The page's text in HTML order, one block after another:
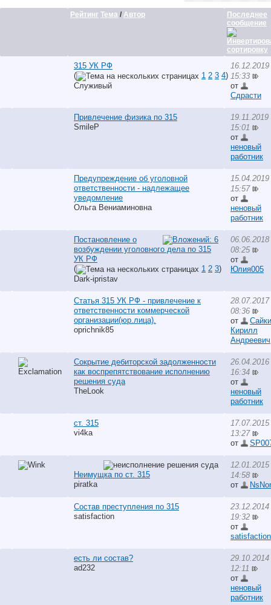
Рейтинг Тема / Автор
Последнее
сообщение
315 УК РФ
(
1 2 3 4)
Служивый
16.12.2019
15:33
от
Сдрасти
Привлечение физика по 315
SmileP
19.11.2019
15:01
от
неновый
работник
Предупреждение об уголовной
ответственности - надлежащее
уведомление
Ольга Вениаминовна
15.04.2019
15:57
от
неновый
работник
Постановление о
возбуждении уголовного дела по 315
УК РФ
(
1 2 3)
Dark-ipristav
06.06.2018
08:25
от
Юлия005
Статья 315 УК РФ - привлечение к
ответственности коммерческой
организации(юр.лица).
oprichnik85
28.07.2017
08:36
от
Кирилл
Андреевич
Сокрытие дебиторской задолженности
как воспрепятствование исполнению
решения суда
TheLook
26.04.2016
16:34
от
неновый
работник
ст. 315
vi4ka
17.07.2015
13:27
от
Неимущка по ст. 315
piratka
12.01.2015
14:58
от
Состав преступления по 315
satisfaction
23.12.2014
19:32
от
satisfaction
есть ли состав?
ad232
29.10.2014
12:11
от
неновый
работник